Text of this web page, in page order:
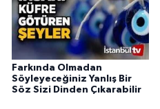
Farkında Olmadan
Söyleyeceğiniz Yanlış Bir
Söz Sizi Dinden Çıkarabilir